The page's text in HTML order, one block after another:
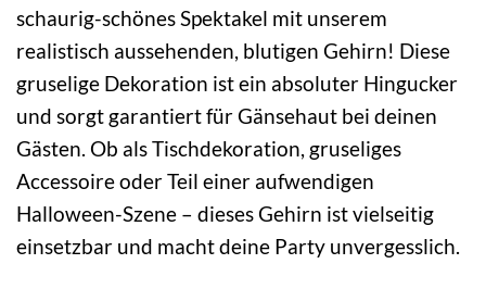
schaurig-schönes Spektakel mit unserem
realistisch aussehenden, blutigen Gehirn! Diese
gruselige Dekoration ist ein absoluter Hingucker
und sorgt garantiert für Gänsehaut bei deinen
Gästen. Ob als Tischdekoration, gruseliges
Accessoire oder Teil einer aufwendigen
Halloween-Szene – dieses Gehirn ist vielseitig
einsetzbar und macht deine Party unvergesslich.